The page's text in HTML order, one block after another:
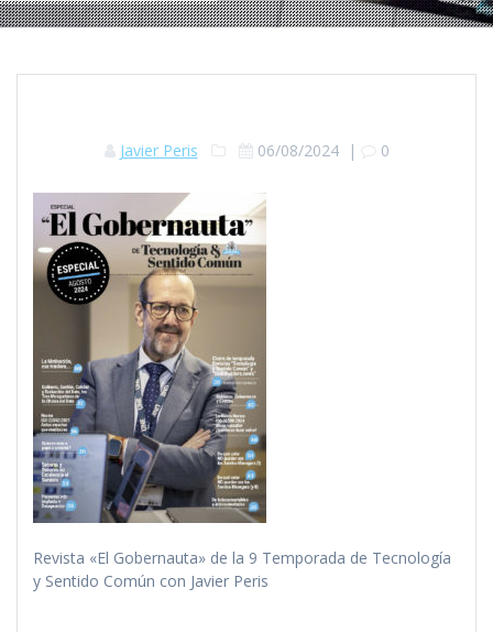
Javier Peris 06/08/2024| 0
Revista «El Gobernauta» de la 9 Temporada de Tecnología
y Sentido Común con Javier Peris